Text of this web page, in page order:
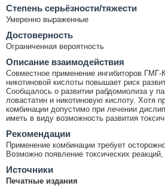
Cтепень серьёзности/тяжести
Умеренно выраженные
Достоверность
Ограниченная вероятность
Описание взаимодействия
Совместное применение ингибиторов ГМГ-
никотиновой кислоты повышает риск
Сообщалось о развитии рабдомиолиза у
ловастатин и никотиновую кислоту. Хотя
комбинации допустимо при лечении
иметь в виду возможность развития
Рекомендации
Применение комбинации требует
Возможно появление токсических
Источники
Печатные издания